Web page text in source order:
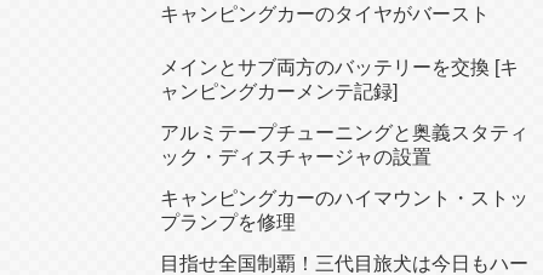
キャンピングカーのタイヤがバースト
メインとサブ両方のバッテリーを交換 [キ
ャンピングカーメンテ記録]
アルミテープチューニングと奥義スタティ
ック・ディスチャージャの設置
キャンピングカーのハイマウント・ストッ
プランプを修理
目指せ全国制覇！三代目旅犬は今日もハー